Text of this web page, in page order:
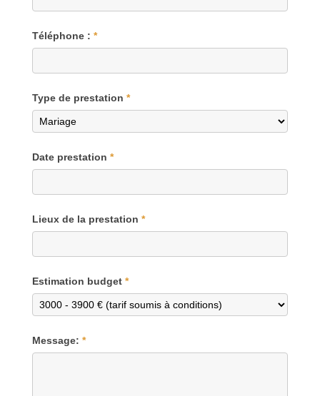
Téléphone : *
Type de prestation *
Date prestation *
Lieux de la prestation *
Estimation budget *
Message: *